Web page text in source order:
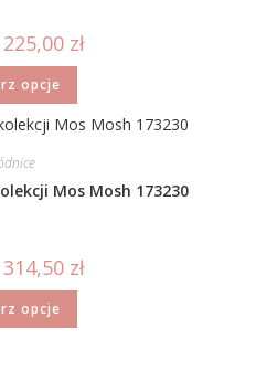
225,00 zł
opcje
Mos Mosh 173230
314,50 zł
opcje